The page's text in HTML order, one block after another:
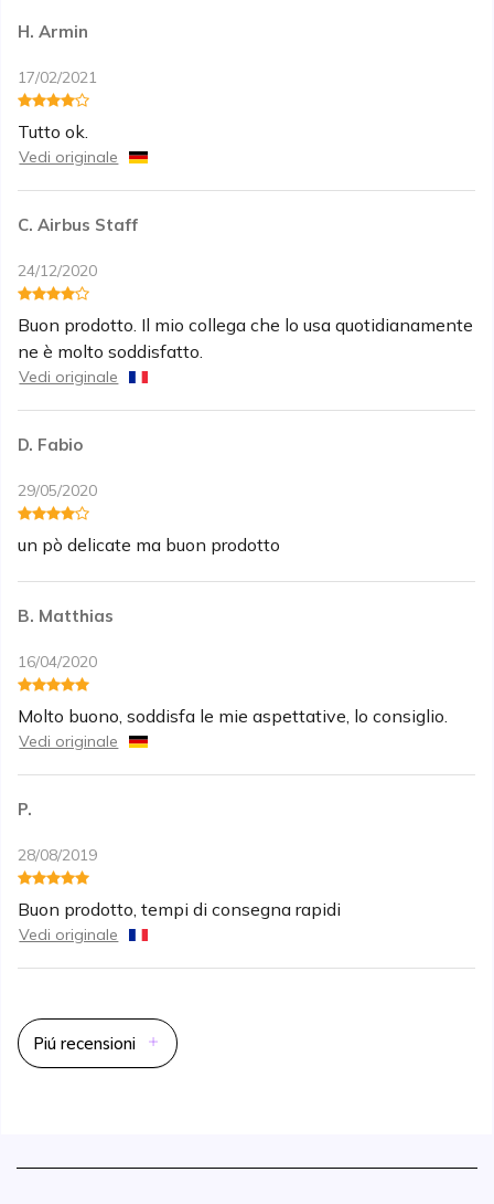
H. Armin
17/02/2021
Tutto ok.
Vedi originale
C. Airbus Staff
24/12/2020
Buon prodotto. Il mio collega che lo usa quotidianamente
ne è molto soddisfatto.
Vedi originale
D. Fabio
29/05/2020
un pò delicate ma buon prodotto
B. Matthias
16/04/2020
Molto buono, soddisfa le mie aspettative, lo consiglio.
Vedi originale
P.
28/08/2019
Buon prodotto, tempi di consegna rapidi
Vedi originale
Piú recensioni